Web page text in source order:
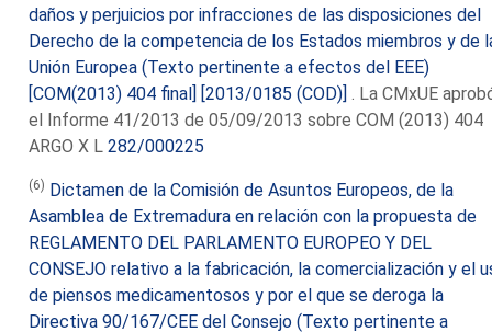
daños y perjuicios por infracciones de las disposiciones del
Derecho de la competencia de los Estados miembros y de
Unión Europea (Texto pertinente a efectos del EEE)
[COM(2013) 404 final] [2013/0185 (COD)]
. La CMxUE
el Informe 41/2013 de 05/09/2013 sobre COM (2013) 404
ARGO X L282/000225
(6) Dictamen de la Comisión de Asuntos Europeos, de la
Asamblea de Extremadura en relación con la propuesta de
REGLAMENTO DEL PARLAMENTO EUROPEO Y DEL
CONSEJO relativo a la fabricación, la comercialización y el
de piensos medicamentosos y por el que se deroga la
Directiva 90/167/CEE del Consejo (Texto pertinente a